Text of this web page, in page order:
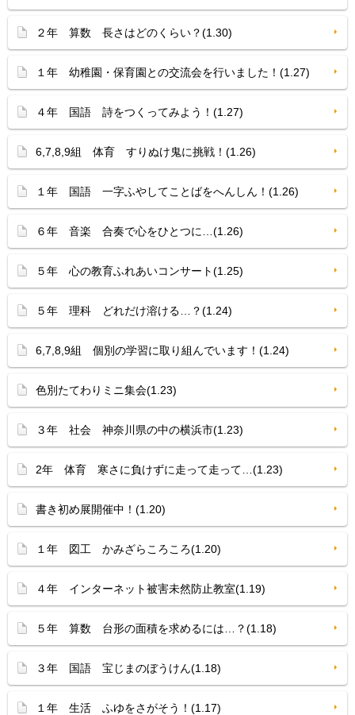
２年 算数 長さはどのくらい？(1.30)
１年 幼稚園・保育園との交流会を行いました！(1.27)
４年 国語 詩をつくってみよう！(1.27)
6,7,8,9組 体育 すりぬけ鬼に挑戦！(1.26)
１年 国語 一字ふやしてことばをへんしん！(1.26)
６年 音楽 合奏で心をひとつに…(1.26)
５年 心の教育ふれあいコンサート(1.25)
５年 理科 どれだけ溶ける…？(1.24)
6,7,8,9組 個別の学習に取り組んでいます！(1.24)
色別たてわりミニ集会(1.23)
３年 社会 神奈川県の中の横浜市(1.23)
2年 体育 寒さに負けずに走って走って…(1.23)
書き初め展開催中！(1.20)
１年 図工 かみざらころころ(1.20)
４年 インターネット被害未然防止教室(1.19)
５年 算数 台形の面積を求めるには…？(1.18)
３年 国語 宝じまのぼうけん(1.18)
１年 生活 ふゆをさがそう！(1.17)